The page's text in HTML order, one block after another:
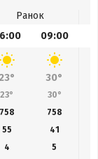
Ранок
09:00
23° 30°
23° 30°
758 758
55
41
4
5